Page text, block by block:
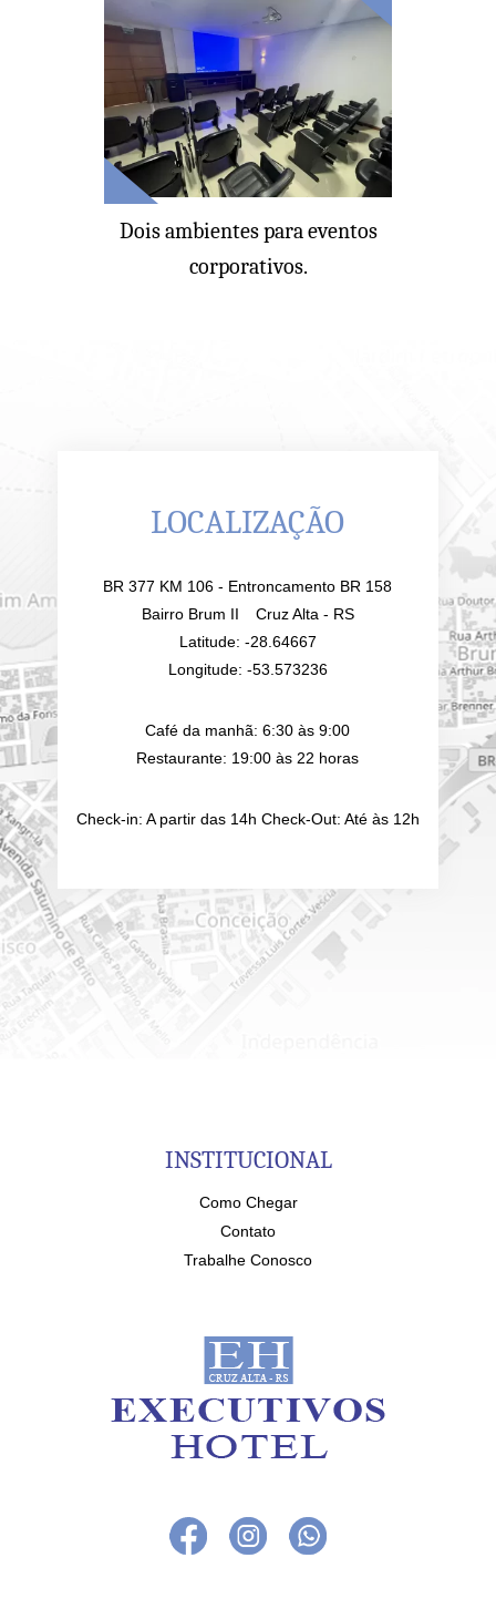
Dois ambientes para eventos
corporativos.
LOCALIZAÇÃO
BR 377 KM 106 - Entroncamento BR 158
Bairro Brum II Cruz Alta - RS
Latitude: -28.64667
Longitude: -53.573236
Café da manhã: 6:30 às 9:00
Restaurante: 19:00 às 22 horas
Check-in: A partir das 14h Check-Out: Até às 12h
INSTITUCIONAL
Como Chegar
Contato
Trabalhe Conosco